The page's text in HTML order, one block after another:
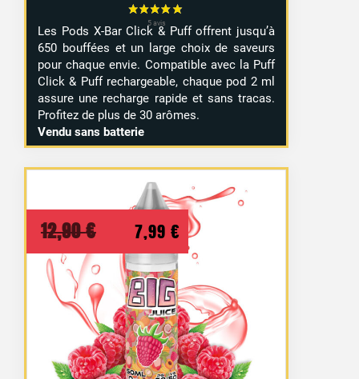
Les Pods X-Bar Click & Puff offrent jusqu’à
650 bouffées et un large choix de saveurs
pour chaque envie. Compatible avec la Puff
Click & Puff rechargeable, chaque pod 2 ml
assure une recharge rapide et sans tracas.
Profitez de plus de 30 arômes.
Vendu sans batterie
12,90€
Le
prix
initial
était :
12,90 €.
7,99 € Le
prix
actuel
est :
7,99 €.